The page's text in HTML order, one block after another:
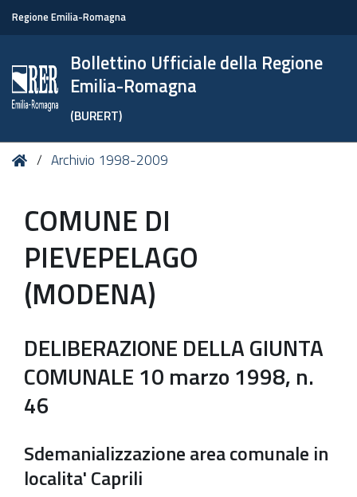
Regione Emilia-Romagna
Bollettino Ufficiale della Regione
Emilia-Romagna
(BURERT)
Tu HomeArchivio 1998-2009
COMUNE DI
PIEVEPELAGO
(MODENA)
DELIBERAZIONE DELLA GIUNTA
COMUNALE 10 marzo 1998, n.
46
Sdemanializzazione area comunale in
localita' Caprili